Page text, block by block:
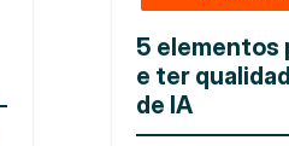
5 elementos
e ter
de IA